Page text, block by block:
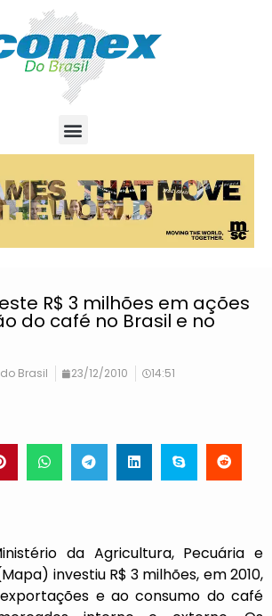
R$ 3 milhões em ações
do café no Brasil e no
Brasil 23/12/2010 14:51
da Agricultura, Pecuária e
investiu R$ 3 milhões, em 2010,
e ao consumo do café